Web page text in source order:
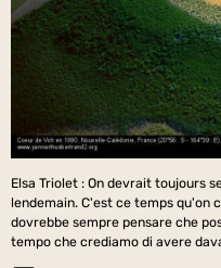
Elsa Triolet : On devrait toujours
lendemain. C'est ce temps qu'on
dovrebbe sempre pensare che
tempo che crediamo di avere